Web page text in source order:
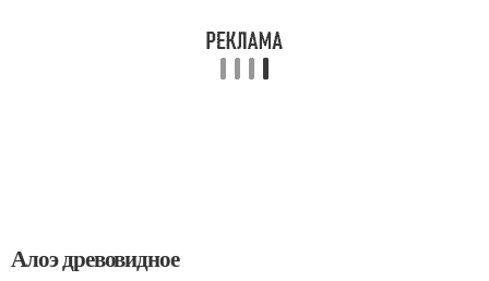
Алоэ древовидное